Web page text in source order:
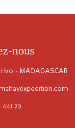
nous
- MADAGASCAR
441 23